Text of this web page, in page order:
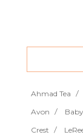
Ahmad Tea
Avon
Crest